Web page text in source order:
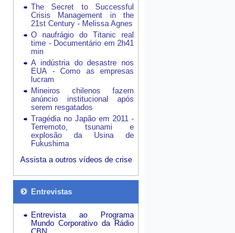
The Secret to Successful
Crisis Management in the
21st Century - Melissa Agnes
O naufrágio do Titanic real
time - Documentário em 2h41
min
A indústria do desastre nos
EUA - Como as empresas
lucram
Mineiros chilenos fazem
anúncio institucional após
serem resgatados
Tragédia no Japão em 2011 -
Terremoto, tsunami e
explosão da Usina de
Fukushima
Assista a outros vídeos de crise
Entrevistas
Entrevista ao Programa
Mundo Corporativo da Rádio